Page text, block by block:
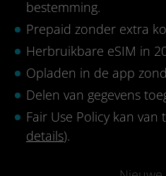
bestemming.
Prepaid zonder extra
Herbruikbare eSIM in
Opladen in de app
Delen van gegevens
Fair Use Policy kan van
details).